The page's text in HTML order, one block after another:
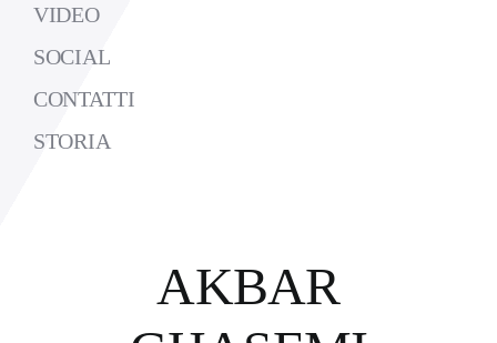
VIDEO
SOCIAL
CONTATTI
STORIA
AKBAR